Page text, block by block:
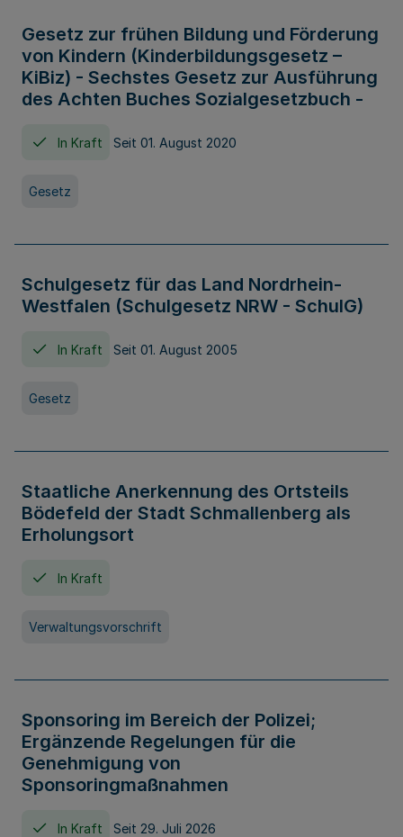
Gesetz zur frühen Bildung und Förderung
von Kindern (Kinderbildungsgesetz –
KiBiz) - Sechstes Gesetz zur Ausführung
des Achten Buches Sozialgesetzbuch -
In Kraft Seit 01. August 2020
Gesetz
Schulgesetz für das Land Nordrhein-
Westfalen (Schulgesetz NRW - SchulG)
In Kraft Seit 01. August 2005
Gesetz
Staatliche Anerkennung des Ortsteils
Bödefeld der Stadt Schmallenberg als
Erholungsort
In Kraft
Verwaltungsvorschrift
Sponsoring im Bereich der Polizei;
Ergänzende Regelungen für die
Genehmigung von
Sponsoringmaßnahmen
In Kraft Seit 29. Juli 2026